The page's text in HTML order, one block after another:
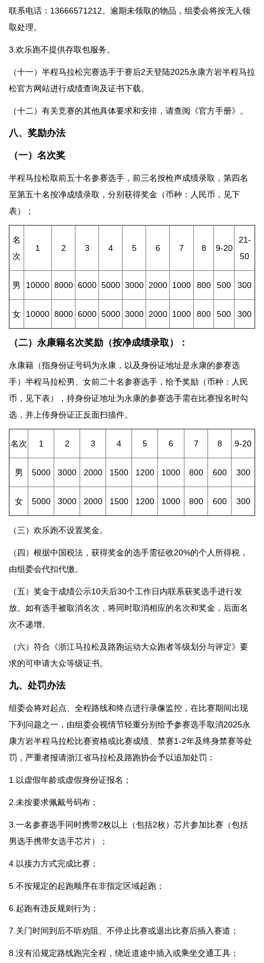
联系电话：13666571212。逾期未领取的物品，组委会将按无人领
取处理。
3.欢乐跑不提供存取包服务。
（十一）半程马拉松完赛选手于赛后2天登陆2025永康方岩半程马拉
松官方网站进行成绩查询及证书下载。
（十二）有关竞赛的其他具体要求和安排，请查阅《官方手册》。
八、 奖励办法
（一） 名次奖
半程马拉松取前五十名参赛选手，前三名按枪声成绩录取，第四名
至第五十名按净成绩录取，分别获得奖金（币种：人民币，见下
表）；
名
次
1 2 3 4 5 6 7 8 9-20
21-
50
男 10000 8000 6000 5000 3000 2000 1000 800 500 300
女 10000 8000 6000 5000 3000 2000 1000 800 500 300
（二）永康籍名次奖励（按净成绩录取）：
永康籍（指身份证号码为永康，以及身份证地址是永康的参赛选
手）半程马拉松男、女前二十名参赛选手，给予奖励（币种：人民
币，见下表），持身份证地址为永康的参赛选手需在比赛报名时勾
选，并上传身份证正反面扫描件。
名次 1 2 3 4 5 6 7 8 9-20
男 5000 3000 2000 1500 1200 1000 800 600 300
女 5000 3000 2000 1500 1200 1000 800 600 300
（三）欢乐跑不设置奖金。
（四）根据中国税法，获得奖金的选手需征收20%的个人所得税，
由组委会代扣代缴。
（五）奖金于成绩公示10天后30个工作日内联系获奖选手进行发
放。如有选手被取消名次，将同时取消相应的名次和奖金，后面名
次不递增。
（六）符合《浙江马拉松及路跑运动大众跑者等级划分与评定》要
求的可申请大众等级证书。
九、处罚办法
组委会将对起点、全程路线和终点进行录像监控，在比赛期间出现
下列问题之一，由组委会视情节轻重分别给予参赛选手取消2025永
康方岩半程马拉松比赛资格或比赛成绩、禁赛1-2年及终身禁赛等处
罚，严重者报请浙江省马拉松及路跑协会予以追加处罚：
1.以虚假年龄或虚假身份证报名；
2.未按要求佩戴号码布；
3.一名参赛选手同时携带2枚以上（包括2枚）芯片参加比赛（包括
男选手携带女选手芯片）；
4.以接力方式完成比赛；
5.不按规定的起跑顺序在非指定区域起跑；
6.起跑有违反规则行为；
7.关门时间到后不听劝阻、不停止比赛或退出比赛后插入赛道；
8.没有沿规定路线跑完全程，绕近道途中插入或乘坐交通工具；